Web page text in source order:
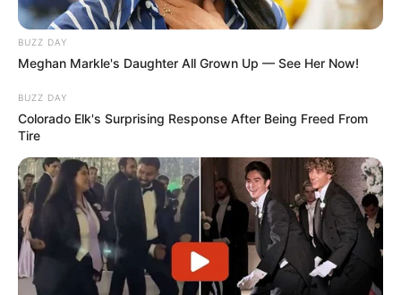
BUZZ DAY
Meghan Markle's Daughter All Grown Up — See Her Now!
BUZZ DAY
Colorado Elk's Surprising Response After Being Freed From
Tire